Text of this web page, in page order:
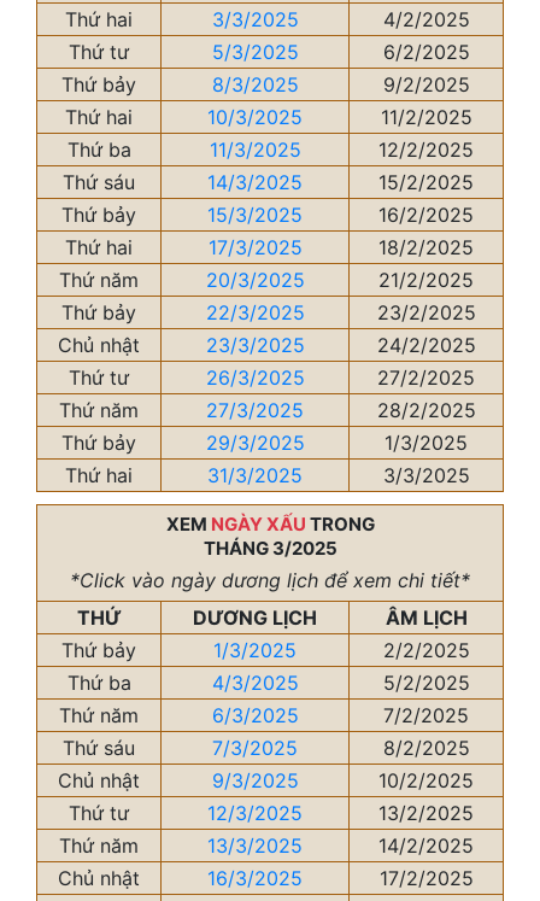
Thứ hai
3/3/2025
4/2/2025
Thứ tư
5/3/2025
6/2/2025
Thứ bảy
8/3/2025
9/2/2025
Thứ hai
10/3/2025
11/2/2025
Thứ ba
11/3/2025
12/2/2025
Thứ sáu
14/3/2025
15/2/2025
Thứ bảy
15/3/2025
16/2/2025
Thứ hai
17/3/2025
18/2/2025
Thứ năm
20/3/2025
21/2/2025
Thứ bảy
22/3/2025
23/2/2025
Chủ nhật
23/3/2025
24/2/2025
Thứ tư
26/3/2025
27/2/2025
Thứ năm
27/3/2025
28/2/2025
Thứ bảy
29/3/2025
1/3/2025
Thứ hai
31/3/2025 3/3/2025
XEM NGÀY XẤU TRONG
THÁNG 3/2025
*Click vào ngày dương lịch để xem chi tiết*
THỨ
DƯƠNG LỊCH
ÂM LỊCH
Thứ bảy
1/3/2025
2/2/2025
Thứ ba
4/3/2025
5/2/2025
Thứ năm
6/3/2025
7/2/2025
Thứ sáu
7/3/2025
8/2/2025
Chủ nhật
9/3/2025
10/2/2025
Thứ tư
12/3/2025
13/2/2025
Thứ năm
13/3/2025
14/2/2025
Chủ nhật
16/3/2025
17/2/2025